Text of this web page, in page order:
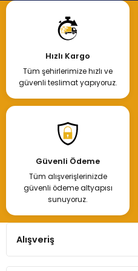
Hızlı Kargo
Tüm şehirlerimize hızlı ve
güvenli teslimat yapıyoruz.
Güvenli Ödeme
Tüm alışverişlerinizde
güvenli ödeme altyapısı
sunuyoruz.
Alışveriş